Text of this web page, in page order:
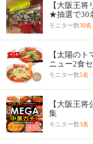
【大阪王
★抽選で30
モニター数30名
【太陽の
ニュー2食
モニター数5名
【大阪王
集
モニター数3名